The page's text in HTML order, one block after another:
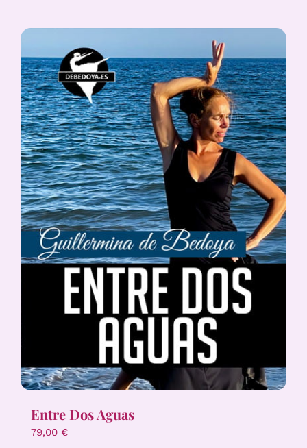
Entre Dos Aguas
79,00 €